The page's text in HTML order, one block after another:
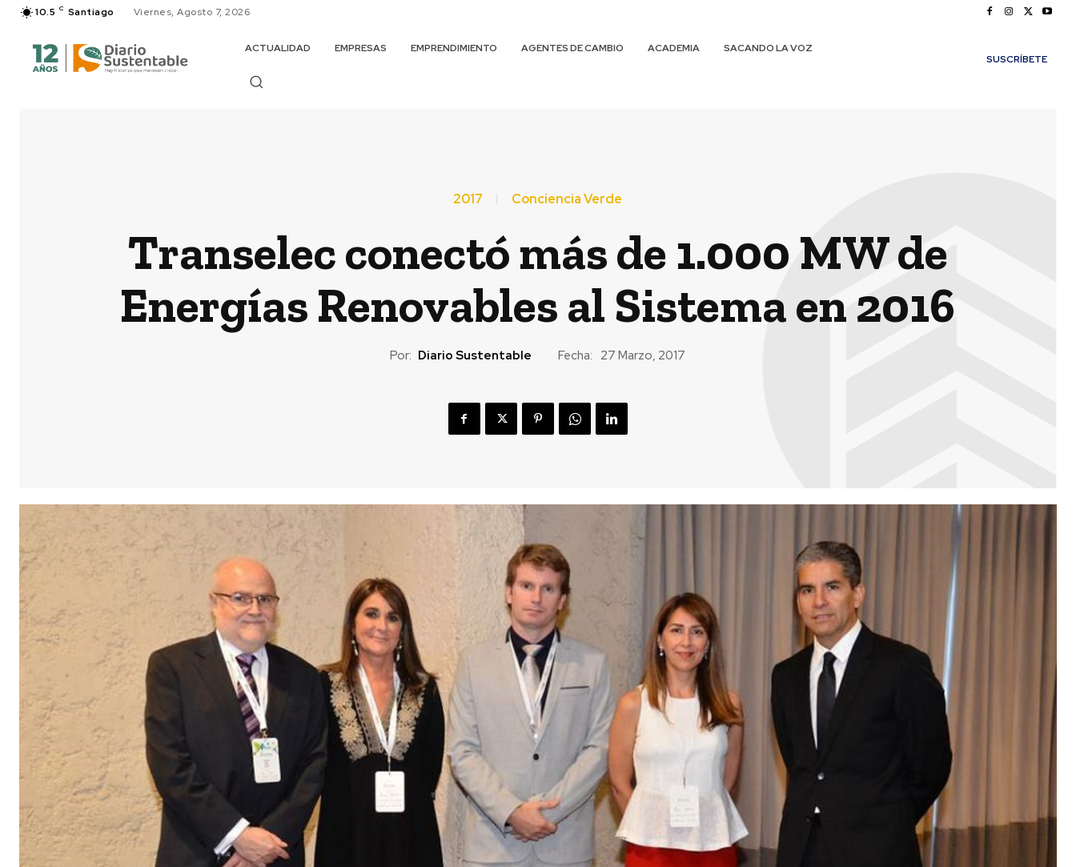
10.5 C Santiago Viernes, Agosto 7, 2026
ACTUALIDAD EMPRESAS EMPRENDIMIENTO AGENTES DE CAMBIO ACADEMIA
SACANDO LA VOZ
SUSCRÍBETE
2017 Conciencia Verde
Transelec conectó más de 1.000 MW de
Energías Renovables al Sistema en 2016
Por: Diario Sustentable Fecha: 27 Marzo, 2017